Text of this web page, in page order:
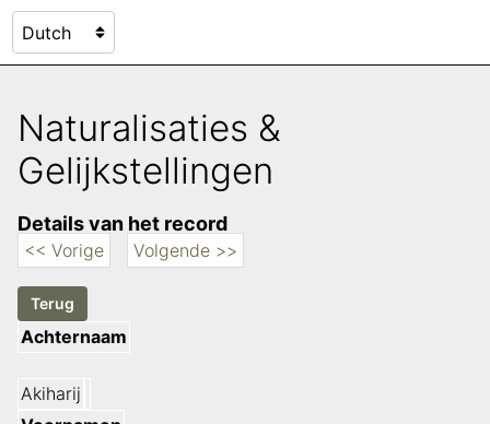
Naturalisaties &
Gelijkstellingen
Details van het record
<< Vorige Volgende >>
Achternaam
Akiharij